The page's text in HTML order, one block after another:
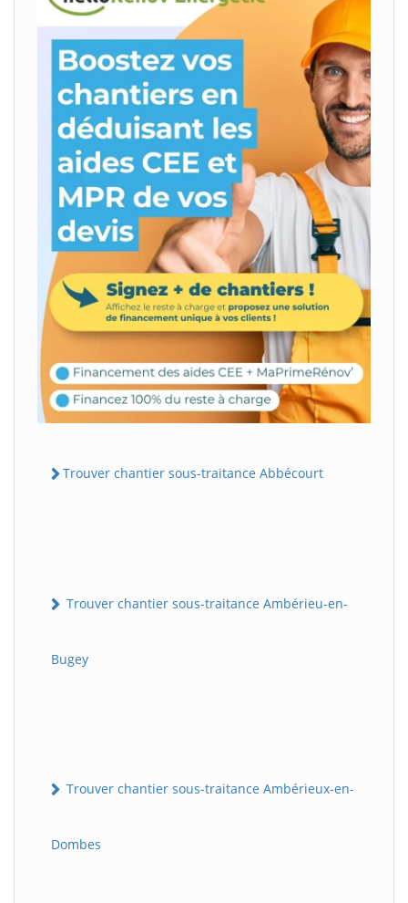
Trouver chantier sous-traitance Abbécourt
Trouver chantier sous-traitance Ambérieu-en-
Bugey
Trouver chantier sous-traitance Ambérieux-en-
Dombes